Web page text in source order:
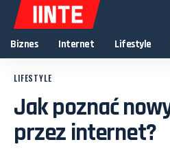
Biznes Internet Lifestyle
LIFESTYLE
Jak poznać
przez internet?